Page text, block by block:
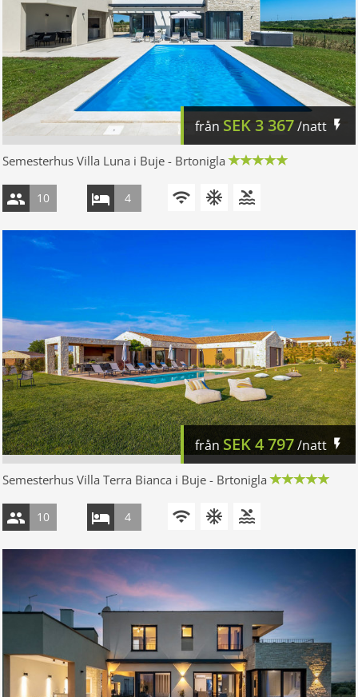
från SEK3 367/natt
Semesterhus Villa Luna i Buje - Brtonigla
10 4
från SEK4 797/natt
Semesterhus Villa Terra Bianca i Buje - Brtonigla
10 4